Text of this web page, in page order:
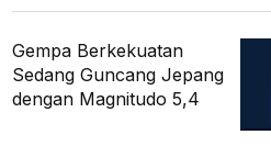
Gempa Berkekuatan
Sedang Guncang Jepang
dengan Magnitudo 5,4